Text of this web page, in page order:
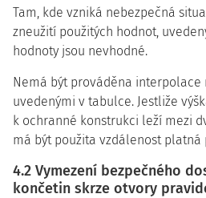
Tam, kde vzniká nebezpečná
zneužití použitých hodnot,
hodnoty jsou nevhodné.
Nemá být prováděna interpolace
uvedenými v tabulce. Jestliže
k ochranné konstrukci leží mezi
má být použita vzdálenost platná
4.2 Vymezení bezpečného
končetin skrze otvory